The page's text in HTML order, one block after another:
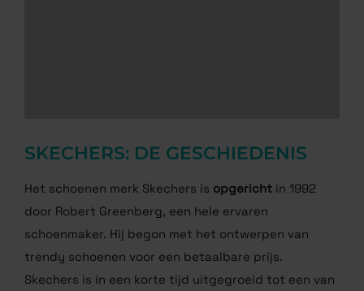
SKECHERS: DE GESCHIEDENIS
Het schoenen merk Skechers is opgericht in 1992
door Robert Greenberg, een hele ervaren
schoenmaker. Hij begon met het ontwerpen van
trendy schoenen voor een betaalbare prijs.
Skechers is in een korte tijd uitgegroeid tot een van